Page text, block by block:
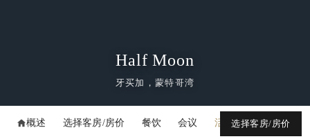
Half Moon
牙买加，蒙特哥湾
概述 选择客房/房价 餐饮 会议 活动 媒体库
选择客房/房价